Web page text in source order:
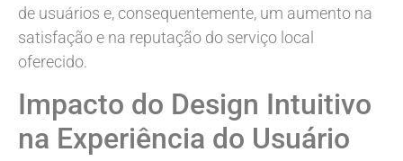
de usuários e, consequentemente, um aumento na
satisfação e na reputação do serviço local
oferecido.
Impacto do Design Intuitivo
na Experiência do Usuário